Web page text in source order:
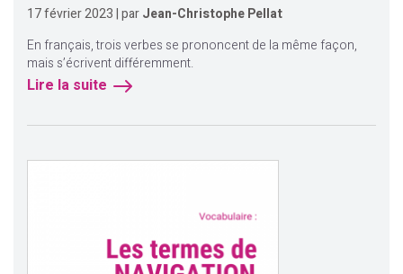
17 février 2023 | parJean-Christophe Pellat
En français, trois verbes se prononcent de la même façon,
mais s’écrivent différemment.
Lire la suite